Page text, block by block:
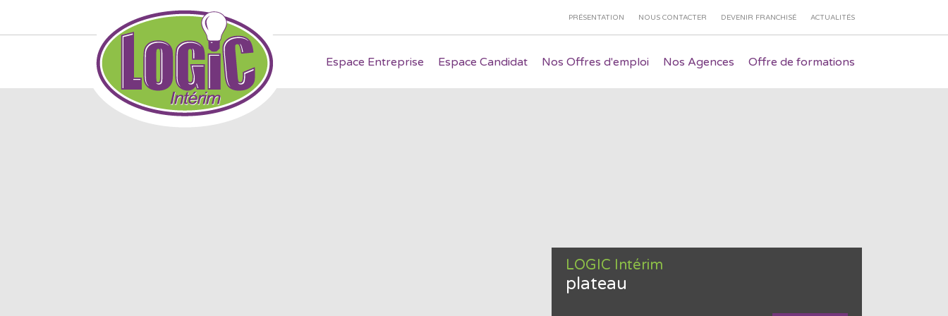
PRÉSENTATION NOUS CONTACTER DEVENIR FRANCHISÉ ACTUALITÉS
Espace Entreprise Espace Candidat Nos Offres d'emploi Nos Agences Offre de formations
LOGIC Intérim
plateau